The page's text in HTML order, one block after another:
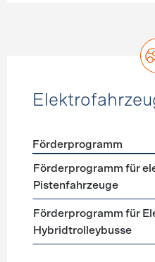
Förderprogramme
Förderprogramm
Förderprogramm für
Pistenfahrzeuge
Förderprogramm für
Hybridtrolleybusse